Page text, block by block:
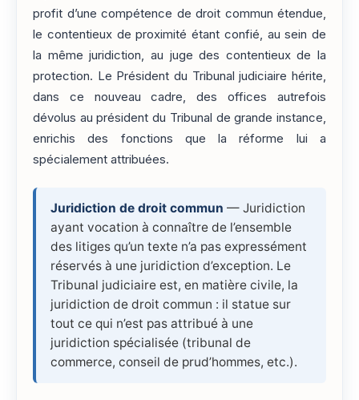
profit d’une compétence de droit commun étendue,
le contentieux de proximité étant confié, au sein de
la même juridiction, au juge des contentieux de la
protection. Le Président du Tribunal judiciaire hérite,
dans ce nouveau cadre, des offices autrefois
dévolus au président du Tribunal de grande instance,
enrichis des fonctions que la réforme lui a
spécialement attribuées.
Juridiction de droit commun — Juridiction
ayant vocation à connaître de l’ensemble
des litiges qu’un texte n’a pas expressément
réservés à une juridiction d’exception. Le
Tribunal judiciaire est, en matière civile, la
juridiction de droit commun : il statue sur
tout ce qui n’est pas attribué à une
juridiction spécialisée (tribunal de
commerce, conseil de prud’hommes, etc.).